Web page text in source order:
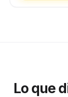
Lo que